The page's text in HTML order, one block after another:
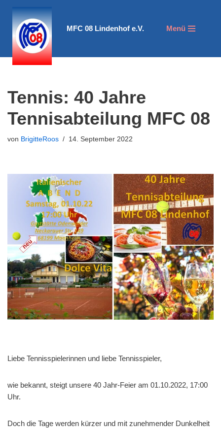
Zum
Inhalt
springen
MFC 08 Lindenhof e.V. Menü
Tennis: 40 Jahre
Tennisabteilung MFC 08
von BrigitteRoos 14. September 2022
Liebe Tennisspielerinnen und liebe Tennisspieler,
wie bekannt, steigt unsere 40 Jahr-Feier am 01.10.2022, 17:00
Uhr.
Doch die Tage werden kürzer und mit zunehmender Dunkelheit